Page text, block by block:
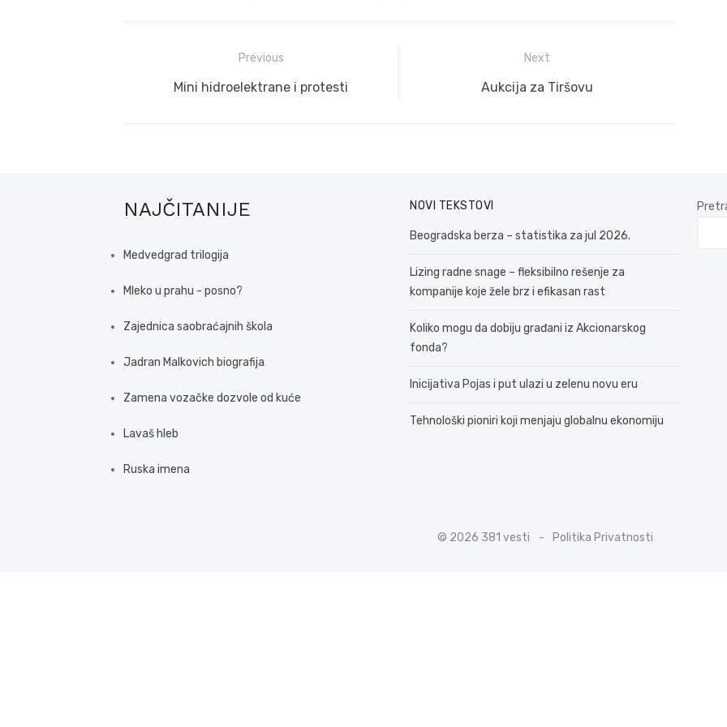
navigation
Previous
Previous
Mini hidroelektrane i protesti
Next
Next
Aukcija za Tiršovu
NAJČITANIJE
Medvedgrad trilogija
Mleko u prahu - posno?
Zajednica saobraćajnih škola
Jadran Malkovich biografija
Zamena vozačke dozvole od kuće
Lavaš hleb
Ruska imena
NOVI TEKSTOVI
Beogradska berza – statistika za jul 2026.
Lizing radne snage – fleksibilno rešenje za
kompanije koje žele brz i efikasan rast
Koliko mogu da dobiju građani iz Akcionarskog
fonda?
Inicijativa Pojas i put ulazi u zelenu novu eru
Tehnološki pioniri koji menjaju globalnu ekonomiju
© 2026 381 vesti Politika Privatnosti